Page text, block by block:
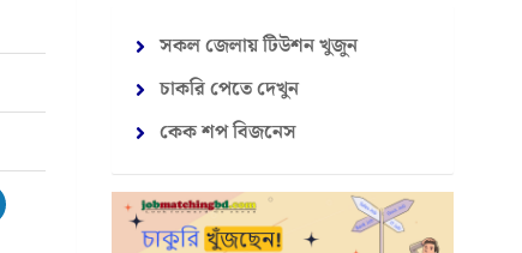
সকল জেলায় টিউশন খুজুন
চাকরি পেতে দেখুন
কেক শপ বিজনেস